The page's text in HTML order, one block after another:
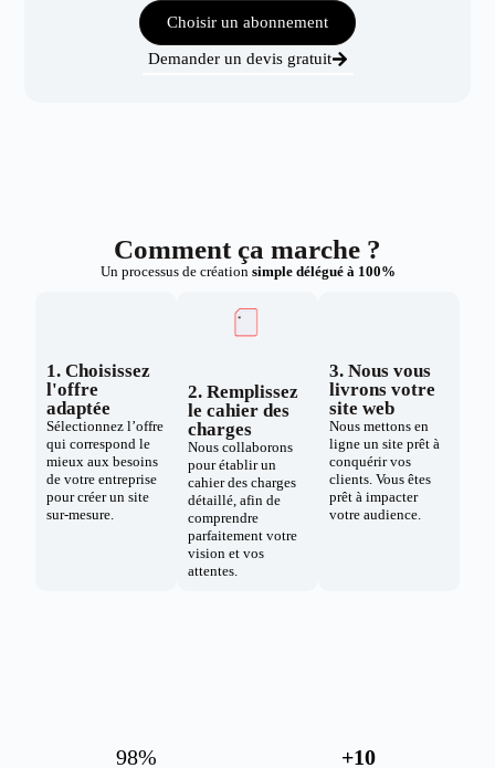
Choisir un abonnement
Demander un devis gratuit
Comment ça marche ?
Un processus de création simple délégué à 100%
1. Choisissez
l'offre
adaptée
Sélectionnez l’offre
qui correspond le
mieux aux besoins
de votre entreprise
pour créer un site
sur-mesure.
2. Remplissez
le cahier des
charges
Nous collaborons
pour établir un
cahier des charges
détaillé, afin de
comprendre
parfaitement votre
vision et vos
attentes.
3. Nous vous
livrons votre
site web
Nous mettons en
ligne un site prêt à
conquérir vos
clients. Vous êtes
prêt à impacter
votre audience.
98% +10